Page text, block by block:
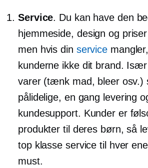
Service. Du kan have den
hjemmeside, design og
men hvis din service
kunderne ikke dit brand.
varer (tænk mad, bleer osv.)
pålidelige, en gang levering
kundesupport. Kunder er
produkter til deres børn, så
top klasse service til hver
must.